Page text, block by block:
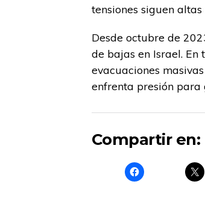
tensiones siguen
Desde octubre de
de bajas en Israel.
evacuaciones
enfrenta presión
Compartir en: